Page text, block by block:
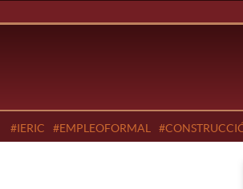
#IERIC #EMPLEOFORMAL